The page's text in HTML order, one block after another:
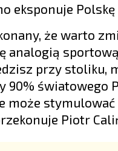
eksponuje
że warto
analogią
przy stoliku,
90% światowego
może
Piotr